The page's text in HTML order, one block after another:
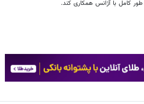
کامل با آژانس همکاری کند.